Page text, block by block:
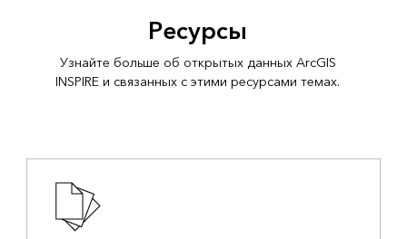
Ресурсы
Узнайте больше об открытых данных ArcGIS
INSPIRE и связанных с этими ресурсами темах.